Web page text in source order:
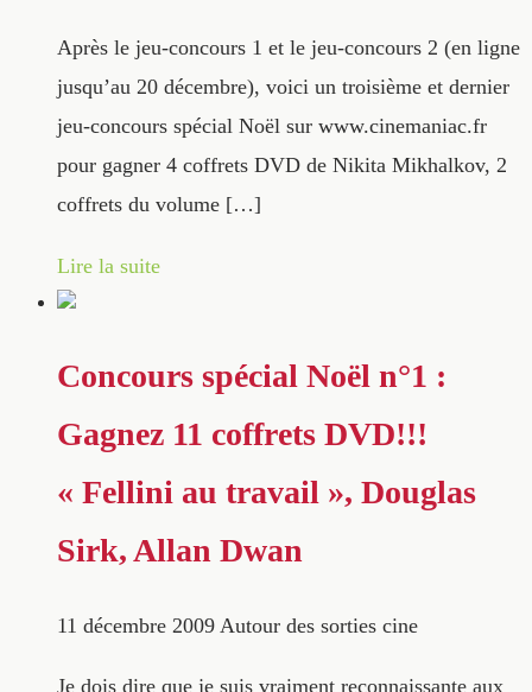
Après le jeu-concours 1 et le jeu-concours 2 (en ligne
jusqu’au 20 décembre), voici un troisième et dernier
jeu-concours spécial Noël sur www.cinemaniac.fr
pour gagner 4 coffrets DVD de Nikita Mikhalkov, 2
coffrets du volume […]
Lire la suite
Concours spécial Noël n°1 :
Gagnez 11 coffrets DVD!!!
« Fellini au travail », Douglas
Sirk, Allan Dwan
11 décembre 2009 Autour des sorties cine
Je dois dire que je suis vraiment reconnaissante aux